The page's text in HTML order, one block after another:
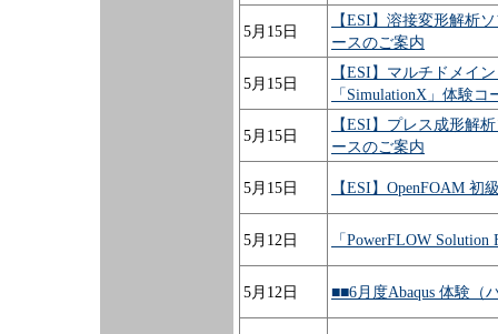
5月15日
【ESI】溶接変形解析
ースのご案内
5月15日
【ESI】マルチドメイ
「SimulationX」体験
5月15日
【ESI】プレス成形解
ースのご案内
5月15日 【ESI】OpenFOAM
5月12日 「PowerFLOW
5月12日 ■■6月度Abaqus 体験（